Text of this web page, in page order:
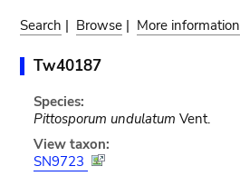
Search | Browse | More information
Tw40187
Species:
Pittosporum undulatum Vent.
View taxon:
SN9723